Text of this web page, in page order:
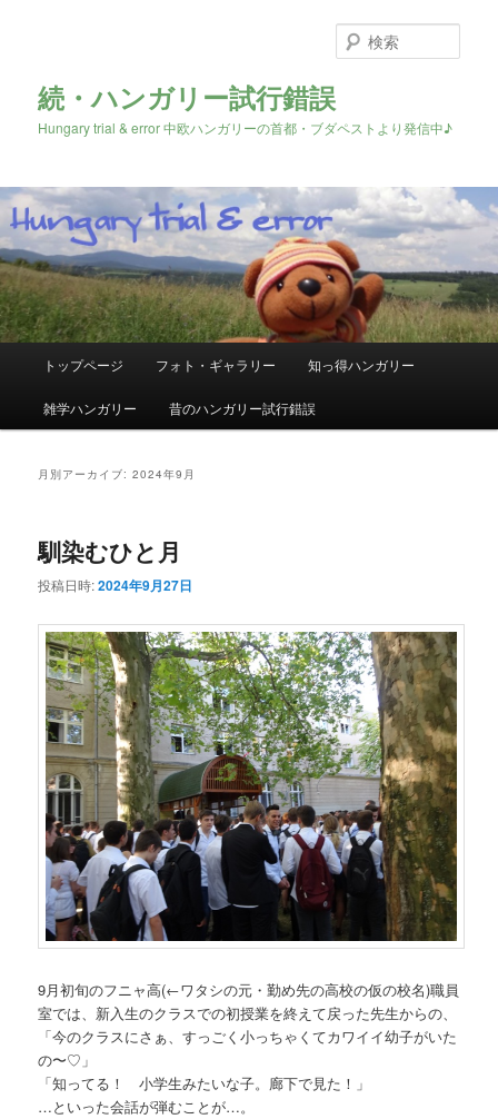
続・ハンガリー試行錯誤
Hungary trial & error 中欧ハンガリーの首都・ブダペストより発信中♪
索
メ
イ
ン
ン
ツ
へ
移
動
サ
ブ
テ
ツ
へ
移
動
トップページ フォト・ギャラリー 知っ得ハンガリー
雑学ハンガリー 昔のハンガリー試行錯誤
月別アーカイブ:2024年9月
馴染むひと月
投稿日時:2024年9月27日
9月初旬のフニャ高(←ワタシの元・勤め先の高校の仮の校名)職員
室では、新入生のクラスでの初授業を終えて戻った先生からの、
「今のクラスにさぁ、すっごく小っちゃくてカワイイ幼子がいた
の〜♡」
「知ってる！ 小学生みたいな子。廊下で見た！」
…といった会話が弾むことが…。